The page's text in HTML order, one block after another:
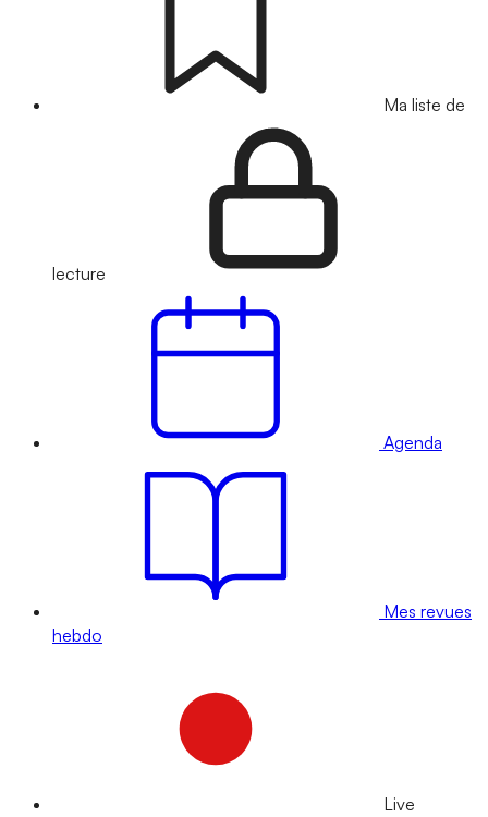
Ma liste de
lecture
Agenda
Mes revues
hebdo
Live